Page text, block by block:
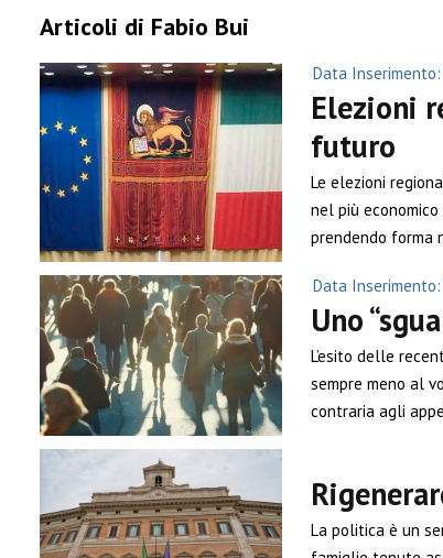
Articoli di Fabio Bui
Data
Elezioni
futuro
Le elezioni
nel più
prendendo forma
Data
Uno
L’esito delle
sempre meno al
contraria agli
La politica è un